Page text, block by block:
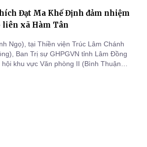
Đạt Ma Khế Định đảm nhiệm
liên xã Hàm Tân
Ngọ), tại Thiền viện Trúc Lâm Chánh
Ban Trị sự GHPGVN tỉnh Lâm Đồng
khu vực Văn phòng II (Bình Thuận